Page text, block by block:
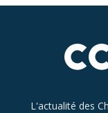
L'actualité des